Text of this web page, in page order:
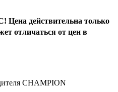
Цена действительна только
отличаться от цен в
CHAMPION